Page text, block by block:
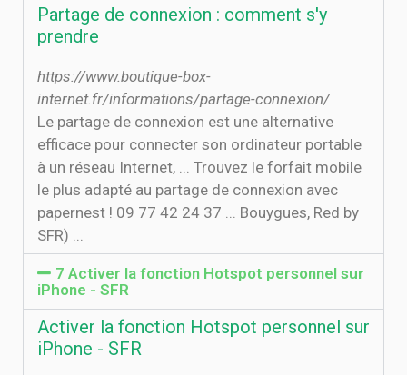
Partage de connexion : comment s'y
prendre
https://www.boutique-box-
internet.fr/informations/partage-connexion/
Le partage de connexion est une alternative
efficace pour connecter son ordinateur portable
à un réseau Internet, ... Trouvez le forfait mobile
le plus adapté au partage de connexion avec
papernest ! 09 77 42 24 37 ... Bouygues, Red by
SFR) ...
7 Activer la fonction Hotspot personnel sur
iPhone - SFR
Activer la fonction Hotspot personnel sur
iPhone - SFR